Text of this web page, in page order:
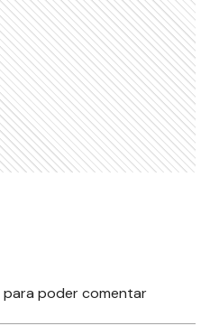
para poder comentar